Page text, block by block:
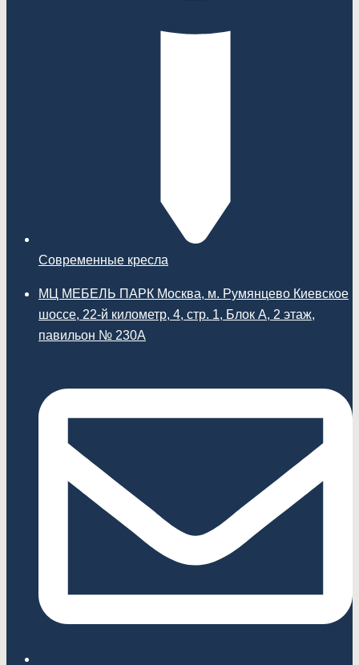
Современные кресла
МЦ МЕБЕЛЬ ПАРК Москва, м. Румянцево Киевское
шоссе, 22-й километр, 4, стр. 1, Блок А, 2 этаж,
павильон № 230А